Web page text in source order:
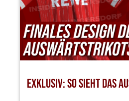
EXKLUSIV: SO SIEHT DAS